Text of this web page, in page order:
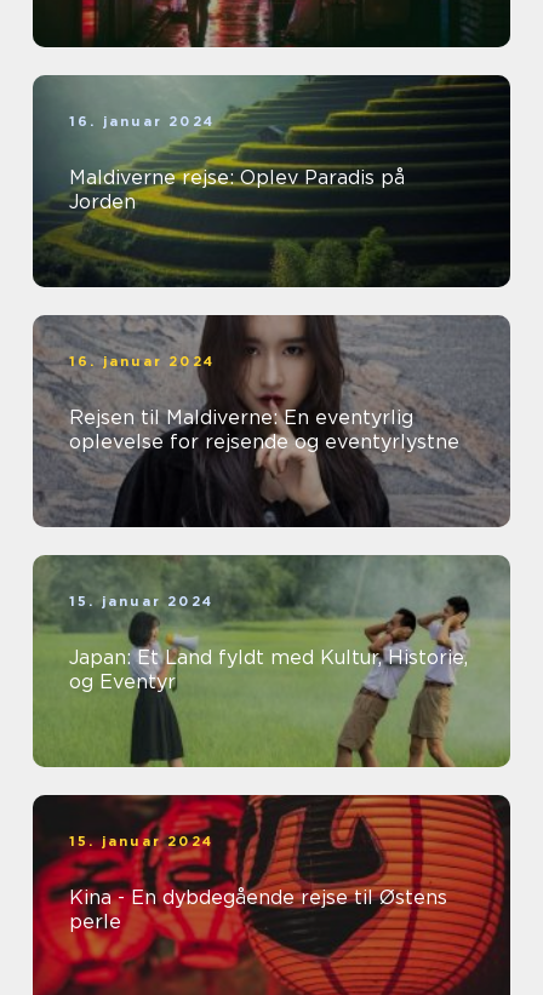
16. januar 2024
Maldiverne rejse: Oplev Paradis på
Jorden
16. januar 2024
Rejsen til Maldiverne: En eventyrlig
oplevelse for rejsende og eventyrlystne
15. januar 2024
Japan: Et Land fyldt med Kultur, Historie,
og Eventyr
15. januar 2024
Kina - En dybdegående rejse til Østens
perle